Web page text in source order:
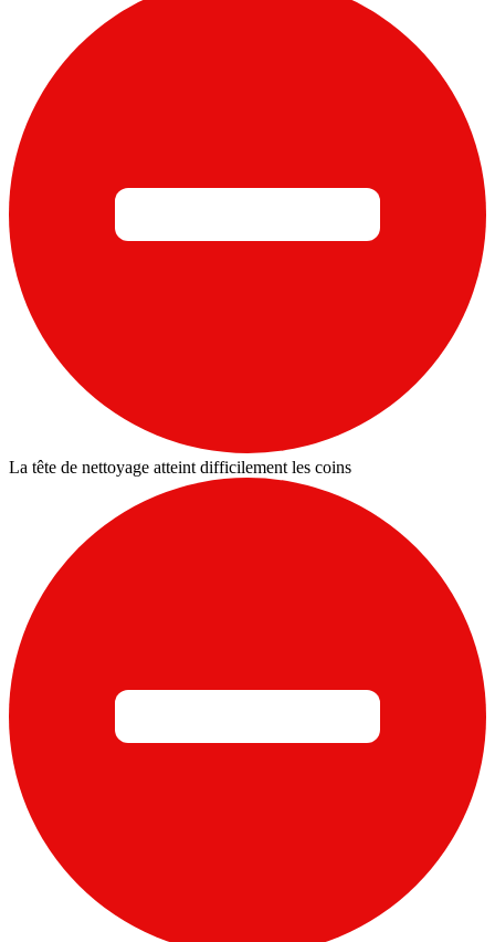
La tête de nettoyage atteint difficilement les coins